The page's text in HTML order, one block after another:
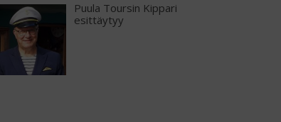
Puula Toursin Kippari
esittäytyy